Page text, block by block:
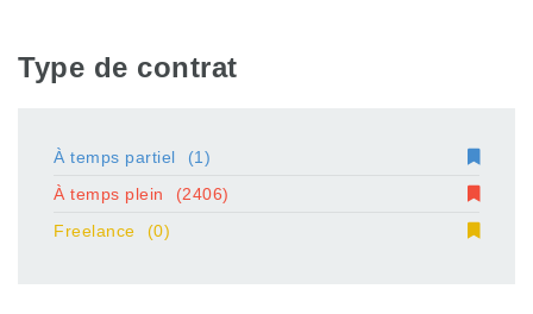
Type de contrat
À temps partiel
(1)
À temps plein
(2406)
Freelance
(0)